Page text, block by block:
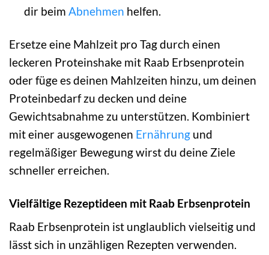
dir beim Abnehmen helfen.
Ersetze eine Mahlzeit pro Tag durch einen
leckeren Proteinshake mit Raab Erbsenprotein
oder füge es deinen Mahlzeiten hinzu, um deinen
Proteinbedarf zu decken und deine
Gewichtsabnahme zu unterstützen. Kombiniert
mit einer ausgewogenen Ernährung und
regelmäßiger Bewegung wirst du deine Ziele
schneller erreichen.
Vielfältige Rezeptideen mit Raab Erbsenprotein
Raab Erbsenprotein ist unglaublich vielseitig und
lässt sich in unzähligen Rezepten verwenden.